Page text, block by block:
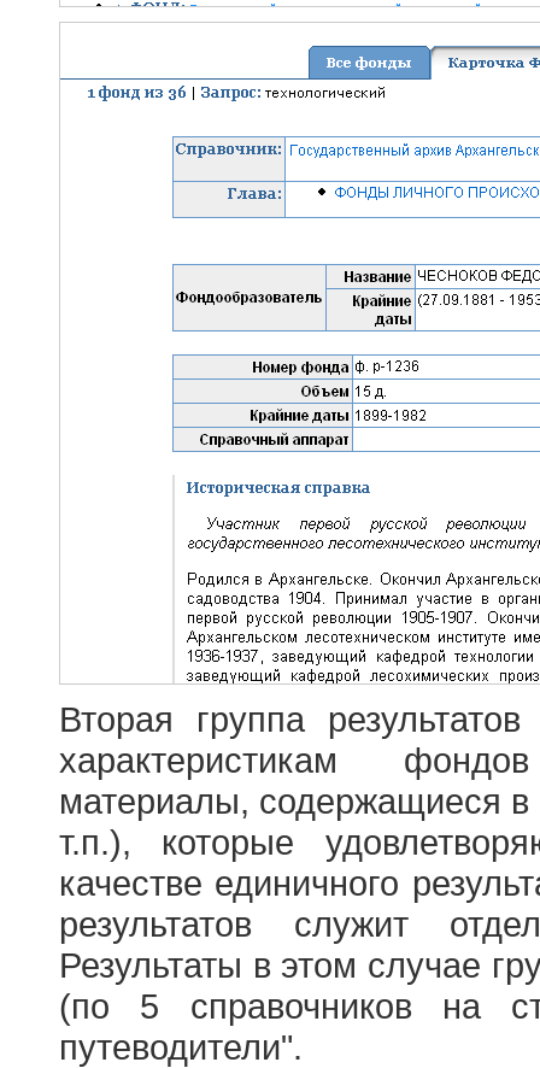
Вторая группа
характеристикам
материалы, содержащиеся в
т.п.), которые
качестве единичного
результатов служит
Результаты в этом случае
(по 5 справочников на
путеводители".